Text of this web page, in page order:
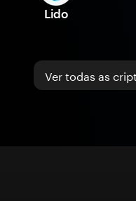
Lido
Ver todas as